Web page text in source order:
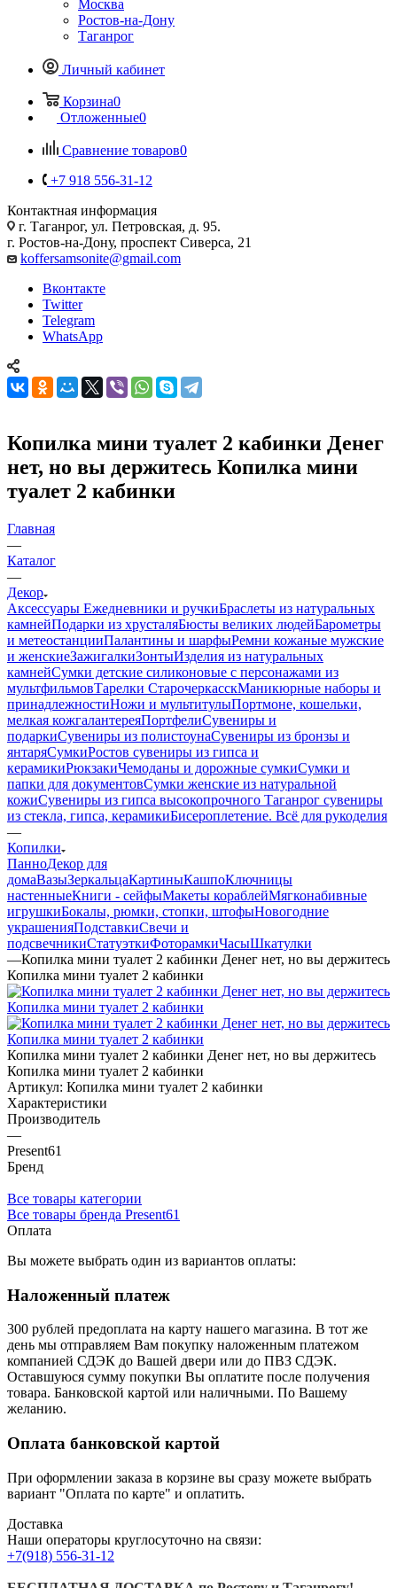
Москва
Ростов-на-Дону
Таганрог
Личный кабинет
Корзина0
Отложенные0
Сравнение товаров0
+7 918 556-31-12
Контактная информация
г. Таганрог, ул. Петровская, д. 95.
г. Ростов-на-Дону, проспект Сиверса, 21
koffersamsonite@gmail.com
Вконтакте
Twitter
Telegram
WhatsApp
Копилка мини туалет 2 кабинки Денег
нет, но вы держитесь Копилка мини
туалет 2 кабинки
Главная
—
Каталог
—
Декор
Аксессуары Ежедневники и ручкиБраслеты из натуральных
камнейПодарки из хрусталяБюсты великих людейБарометры
и метеостанцииПалантины и шарфыРемни кожаные мужские
и женскиеЗажигалкиЗонтыИзделия из натуральных
камнейСумки детские силиконовые с персонажами из
мультфильмовТарелки СтарочеркасскМаникюрные наборы и
принадлежностиНожи и мультитулыПортмоне, кошельки,
мелкая кожгалантереяПортфелиСувениры и
подаркиСувениры из полистоунаСувениры из бронзы и
янтаряСумкиРостов сувениры из гипса и
керамикиРюкзакиЧемоданы и дорожные сумкиСумки и
папки для документовСумки женские из натуральной
кожиСувениры из гипса высокопрочного Таганрог сувениры
из стекла, гипса, керамикиБисероплетение. Всё для рукоделия
—
Копилки
ПанноДекор для
домаВазыЗеркальцаКартиныКашпоКлючницы
настенныеКниги - сейфыМакеты кораблейМягконабивные
игрушкиБокалы, рюмки, стопки, штофыНовогодние
украшенияПодставкиСвечи и
подсвечникиСтатуэткиФоторамкиЧасыШкатулки
—Копилка мини туалет 2 кабинки Денег нет, но вы держитесь
Копилка мини туалет 2 кабинки
Копилка мини туалет 2 кабинки Денег нет, но вы держитесь
Копилка мини туалет 2 кабинки
Артикул: Копилка мини туалет 2 кабинки
Характеристики
Производитель
—
Present61
Бренд
Все товары категории
Все товары бренда Present61
Оплата
Вы можете выбрать один из вариантов оплаты:
Наложенный платеж
300 рублей предоплата на карту нашего магазина. В тот же
день мы отправляем Вам покупку наложенным платежом
компанией СДЭК до Вашей двери или до ПВЗ СДЭК.
Оставшуюся сумму покупки Вы оплатите после получения
товара. Банковской картой или наличными. По Вашему
желанию.
Оплата банковской картой
При оформлении заказа в корзине вы сразу можете выбрать
вариант "Оплата по карте" и оплатить.
Доставка
Наши операторы круглосуточно на связи:
+7(918) 556-31-12